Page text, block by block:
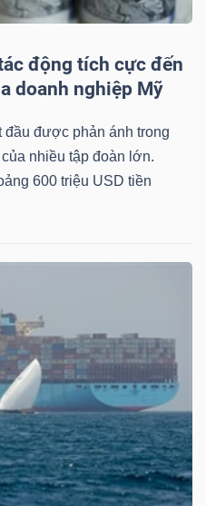
động tích cực đến
doanh nghiệp Mỹ
đầu được phản ánh trong
nhiều tập đoàn lớn.
600 triệu USD tiền
số Chứng chỉ quỹ Chứng